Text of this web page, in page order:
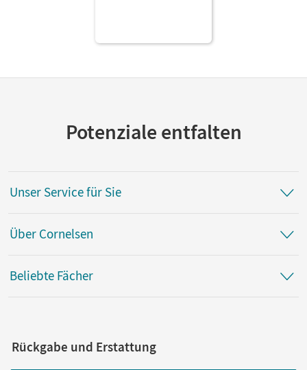
Potenziale entfalten
Unser Service für Sie
Über Cornelsen
Beliebte Fächer
Rückgabe und Erstattung